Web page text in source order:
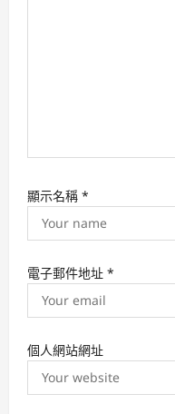
顯示名稱 *
電子郵件地址 *
個人網站網址